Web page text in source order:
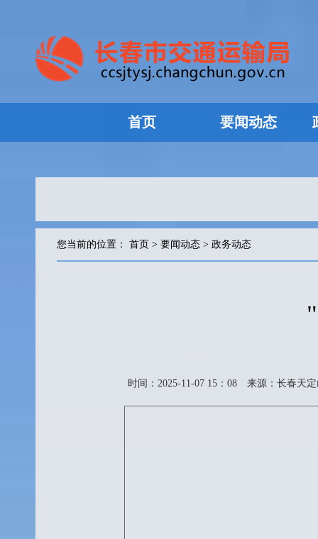
首页 要闻动态
您当前的位置： 首页 > 要闻动态 > 政务动态
时间：2025-11-07 15：08 来源：长春天